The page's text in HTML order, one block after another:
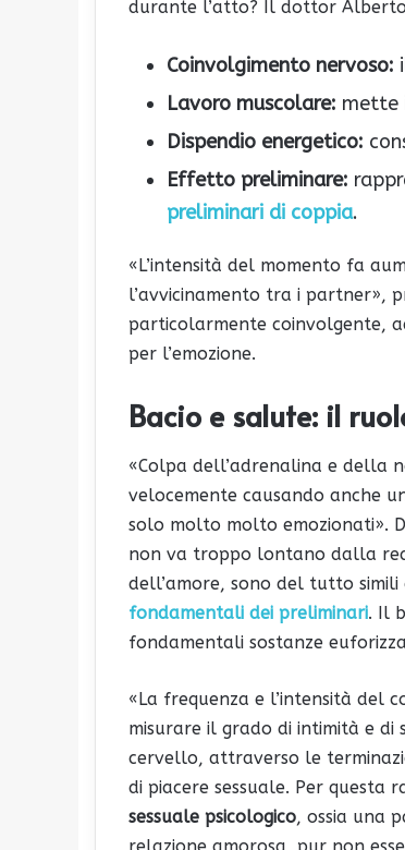
durante l’atto? Il dottor Alberto
Coinvolgimento nervoso:
Lavoro muscolare: mette
Dispendio energetico:
Effetto preliminare:
preliminari di coppia.
«L’intensità del momento fa
l’avvicinamento tra i partner»,
particolarmente coinvolgente,
per l’emozione.
Bacio e salute: il
«Colpa dell’adrenalina e della
velocemente causando anche
solo molto molto emozionati».
non va troppo lontano dalla
dell’amore, sono del tutto
fondamentali dei preliminari. Il
fondamentali sostanze
«La frequenza e l’intensità del
misurare il grado di intimità e
cervello, attraverso le
di piacere sessuale. Per questa
sessuale psicologico, ossia una